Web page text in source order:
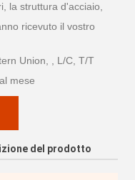
la struttura d'acciaio,
ricevuto il vostro
Union, , L/C, T/T
mese
del prodotto